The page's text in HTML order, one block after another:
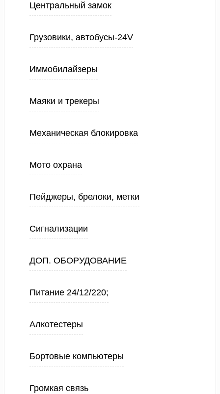
Центральный замок
Грузовики, автобусы-24V
Иммобилайзеры
Маяки и трекеры
Механическая блокировка
Мото охрана
Пейджеры, брелоки, метки
Сигнализации
ДОП. ОБОРУДОВАНИЕ
Питание 24/12/220;
Алкотестеры
Бортовые компьютеры
Громкая связь